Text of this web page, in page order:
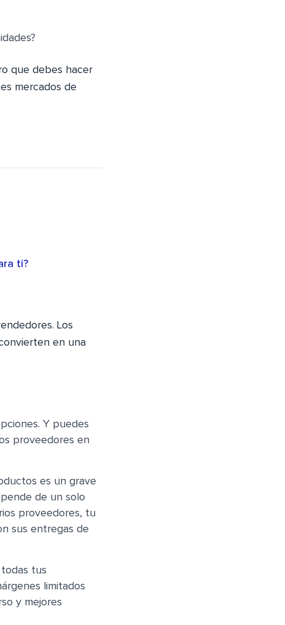
que debes hacer
mercados de
ti?
Los
en una
Y puedes
proveedores en
es un grave
de un solo
proveedores, tu
sus entregas de
tus
limitados
y mejores